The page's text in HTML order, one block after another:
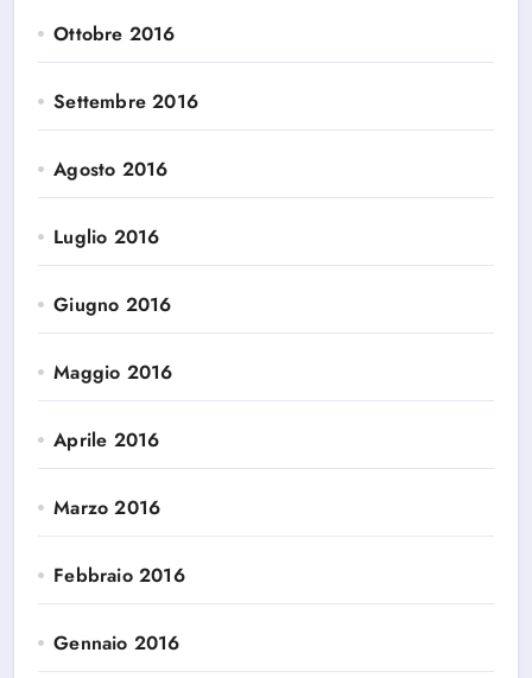
Ottobre 2016
Settembre 2016
Agosto 2016
Luglio 2016
Giugno 2016
Maggio 2016
Aprile 2016
Marzo 2016
Febbraio 2016
Gennaio 2016